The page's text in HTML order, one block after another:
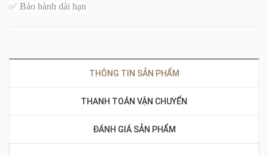
✅ Bảo hành dài hạn
THÔNG TIN SẢN PHẨM
THANH TOÁN VẬN CHUYỂN
ĐÁNH GIÁ SẢN PHẨM